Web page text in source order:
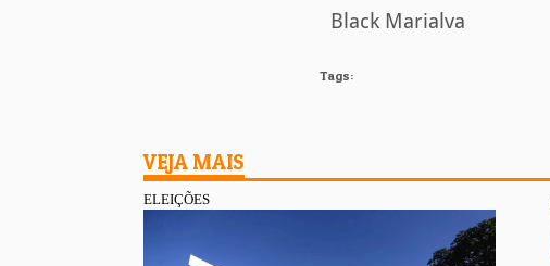
Black Marialva
Tags:
VEJA MAIS
ELEIÇÕES